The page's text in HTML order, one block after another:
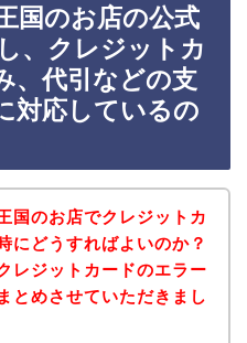
国のお店の公式
、クレジットカ
、代引などの支
対応しているの
国のお店でクレジットカ
にどうすればよいのか？
レジットカードのエラー
とめさせていただきまし